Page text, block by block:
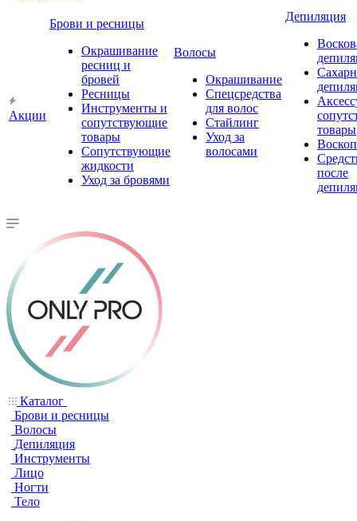
Акции
Брови и ресницы
Окрашивание
ресниц и
бровей
Ресницы
Инструменты и
сопутствующие
товары
Сопутствующие
жидкости
Уход за бровями
Волосы
Окрашивание
Спецсредства
для волос
Стайлинг
Уход за
волосами
Депиляция
товары
после
Каталог
Брови и ресницы
Волосы
Депиляция
Инструменты
Лицо
Ногти
Тело